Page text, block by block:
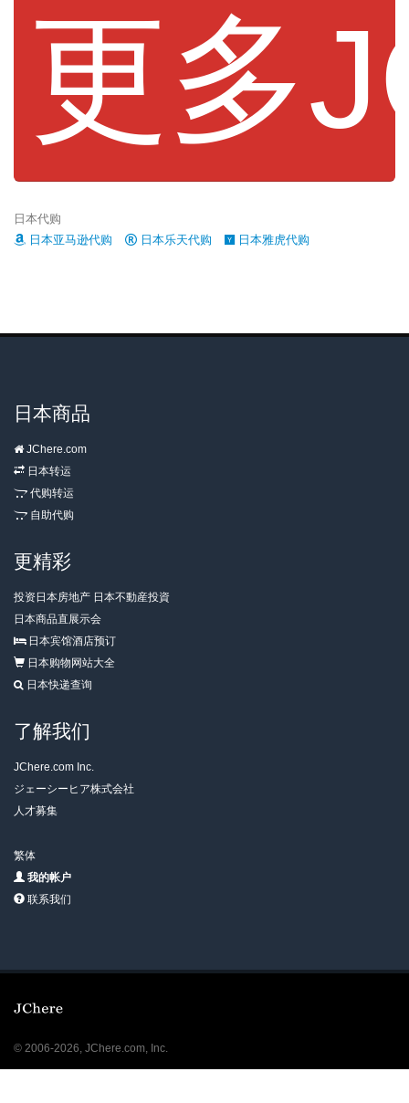
更多
日本代购
日本亚马逊代购
日本乐天代购 日本雅虎代购
日本商品
JChere.com
日本转运
代购转运
自助代购
更精彩
投资日本房地产 日本不動産投資
日本商品直展示会
日本宾馆酒店预订
日本购物网站大全
日本快递查询
了解我们
JChere.com Inc.
ジェーシーヒア株式会社
人才募集
繁体
我的帐户
联系我们
© 2006-2026, JChere.com, Inc.